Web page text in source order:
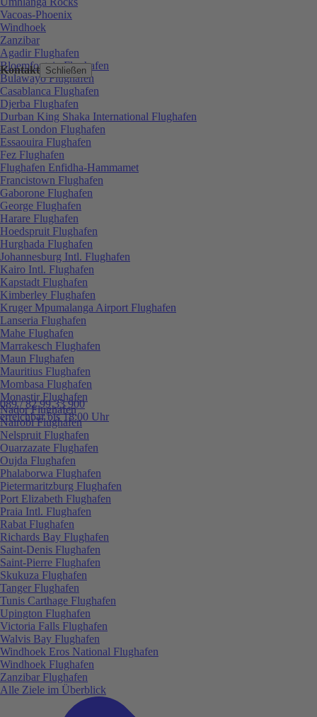
Kontakt Schließen
089 / 82 99 33 900
erreichbar bis 18:00 Uhr
Vacoas-Phoenix
Windhoek
Zanzibar
Agadir Flughafen
Bloemfontein Flughafen
Bulawayo Flughafen
Casablanca Flughafen
Djerba Flughafen
Durban King Shaka International Flughafen
East London Flughafen
Essaouira Flughafen
Fez Flughafen
Flughafen Enfidha-Hammamet
Francistown Flughafen
Gaborone Flughafen
George Flughafen
Harare Flughafen
Hoedspruit Flughafen
Hurghada Flughafen
Johannesburg Intl. Flughafen
Kairo Intl. Flughafen
Kapstadt Flughafen
Kimberley Flughafen
Kruger Mpumalanga Airport Flughafen
Lanseria Flughafen
Mahe Flughafen
Marrakesch Flughafen
Maun Flughafen
Mauritius Flughafen
Mombasa Flughafen
Monastir Flughafen
Nador Flughafen
Nairobi Flughafen
Nelspruit Flughafen
Ouarzazate Flughafen
Oujda Flughafen
Phalaborwa Flughafen
Pietermaritzburg Flughafen
Port Elizabeth Flughafen
Praia Intl. Flughafen
Rabat Flughafen
Richards Bay Flughafen
Saint-Denis Flughafen
Saint-Pierre Flughafen
Skukuza Flughafen
Tanger Flughafen
Tunis Carthage Flughafen
Upington Flughafen
Victoria Falls Flughafen
Walvis Bay Flughafen
Windhoek Eros National Flughafen
Windhoek Flughafen
Zanzibar Flughafen
Alle Ziele im Überblick